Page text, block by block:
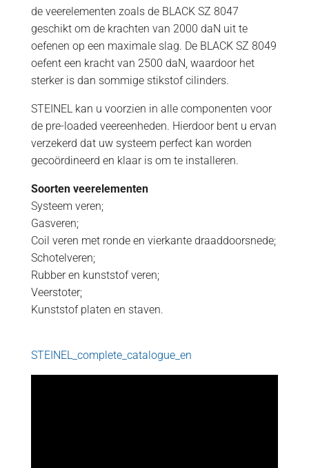
de veerelementen zoals de BLACK SZ 8047
geschikt om de krachten van 2000 daN uit te
oefenen op een maximale slag. De BLACK SZ 8049
oefent een kracht van 2500 daN, waardoor het
sterker is dan sommige stikstof cilinders.
STEINEL kan u voorzien in alle componenten voor
de pre-loaded veereenheden. Hierdoor bent u ervan
verzekerd dat uw systeem perfect kan worden
gecoördineerd en klaar is om te installeren.
Soorten veerelementen
Systeem veren;
Gasveren;
Coil veren met ronde en vierkante draaddoorsnede;
Schotelveren;
Rubber en kunststof veren;
Veerstoter;
Kunststof platen en staven.
STEINEL_complete_catalogue_en